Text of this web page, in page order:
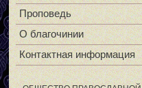
Проповедь
О благочинии
Контактная информация